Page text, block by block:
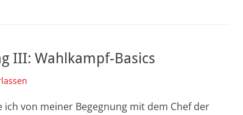
III: Wahlkampf-Basics
ich von meiner Begegnung mit dem Chef der